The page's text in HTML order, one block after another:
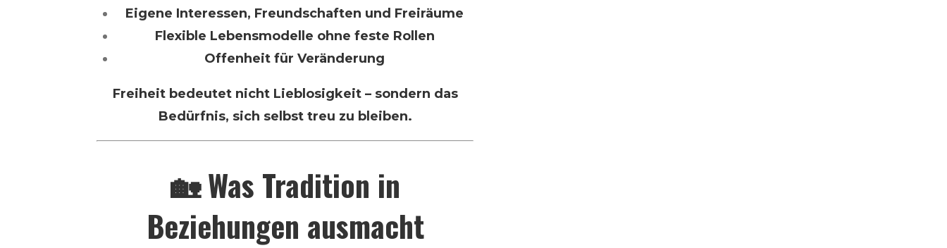
Eigene Interessen, Freundschaften und Freiräume
Flexible Lebensmodelle ohne feste Rollen
Offenheit für Veränderung
Freiheit bedeutet nicht Lieblosigkeit – sondern das
Bedürfnis, sich selbst treu zu bleiben.
🏡 Was Tradition in
Beziehungen ausmacht